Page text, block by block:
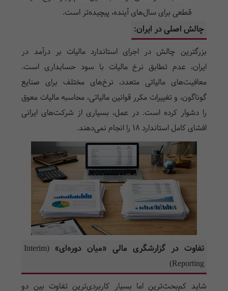
قطعی برای سال‌های آینده، پیچیده‌تر است.
چالش اصلی در ایران:
بزرگترین چالش در اجرای استاندارد مالیات بر درآمد در
ایران، عدم تطابق نرخ مالیات با سود حسابداری است.
معافیت‌های مالیاتی متعدد، نرخ‌های مختلف برای صنایع
گوناگون، و تغییرات مکرر قوانین مالیاتی، محاسبه مالیات معوق
را دشوار کرده است. در عمل، بسیاری از شرکت‌های ایرانی
افشای کامل استاندارد ۱۸ را انجام نمی‌دهند.
تفاوت در گزارشگری مالی «میان دوره‌ای» (Interim
Reporting)
شاید کم‌بحث‌ترین اما بسیار کاربردی‌ترین تفاوت بین دو